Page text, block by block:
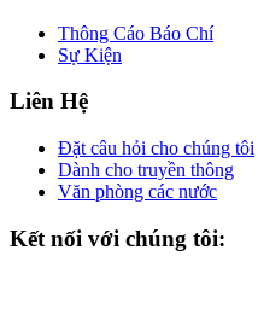
Thông Cáo Báo Chí
Sự Kiện
Liên Hệ
Đặt câu hỏi cho chúng tôi
Dành cho truyền thông
Văn phòng các nước
Kết nối với chúng tôi: